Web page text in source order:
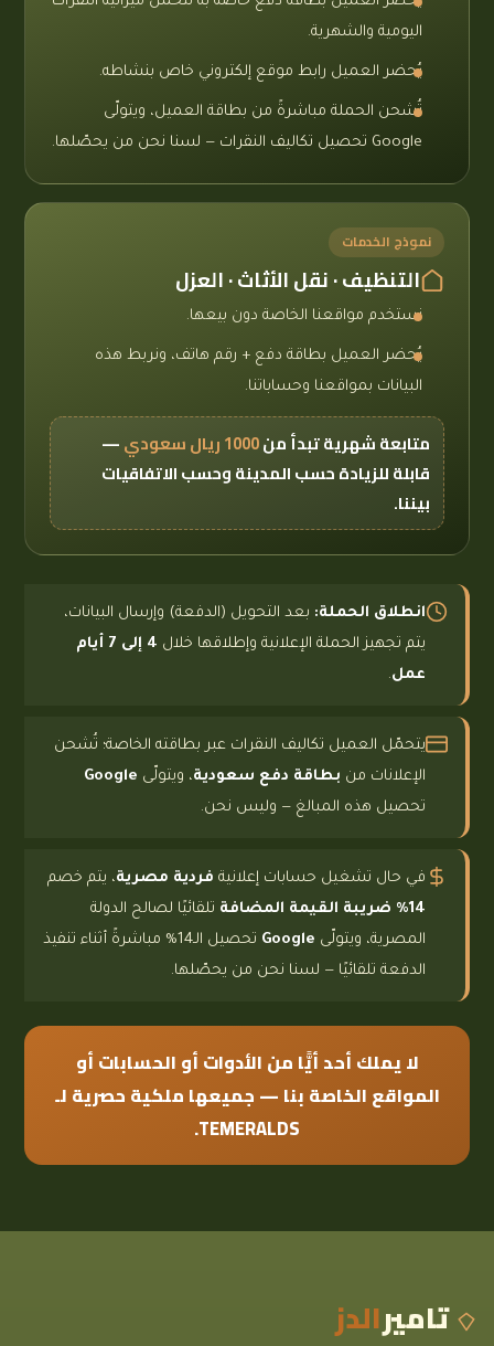
اليومية والشهرية.
يُحضر العميل رابط موقع إلكتروني خاص بنشاطه.
تُشحن الحملة مباشرةً من بطاقة العميل، ويتولّى
Google تحصيل تكاليف النقرات — لسنا نحن من يحصّلها.
نموذج الخدمات
التنظيف · نقل الأثاث · العزل
نستخدم مواقعنا الخاصة دون بيعها.
يُحضر العميل بطاقة دفع + رقم هاتف، ونربط هذه
البيانات بمواقعنا وحساباتنا.
متابعة شهرية تبدأ من1000 ريال سعودي
—
قابلة للزيادة حسب المدينة وحسب الاتفاقيات
بيننا.
انطلاق الحملة: بعد التحويل (الدفعة) وإرسال البيانات،
يتم تجهيز الحملة الإعلانية وإطلاقها خلال
4 إلى 7 أيام
عمل.
يتحمّل العميل تكاليف النقرات عبر بطاقته الخاصة؛ تُشحن
الإعلانات من بطاقة دفع سعودية، ويتولّى Google
تحصيل هذه المبالغ — وليس نحن.
في حال تشغيل حسابات إعلانية فردية مصرية، يتم خصم
14% ضريبة القيمة المضافة
تلقائيًا لصالح الدولة
المصرية، ويتولّى Google
تحصيل الـ14% مباشرةً أثناء تنفيذ
الدفعة تلقائيًا — لسنا نحن من يحصّلها.
لا يملك أحد أيًّا من الأدوات أو الحسابات أو
المواقع الخاصة بنا — جميعها ملكية حصرية لـ
TEMERALDS.
تاميرالدز